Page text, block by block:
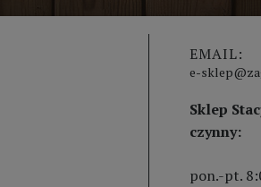
EMAIL:
e-
Sklep
czynny:
pon.-pt.